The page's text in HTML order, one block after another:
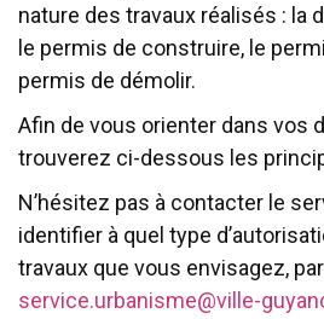
nature des travaux réalisés : la
le permis de construire, le
permis de démolir.
Afin de vous orienter dans vos
trouverez ci-dessous les
N’hésitez pas à contacter le
identifier à quel type
travaux que vous envisagez,
service.urbanisme@ville-